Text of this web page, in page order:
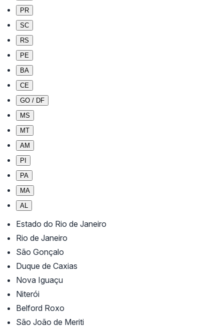
PR
SC
RS
PE
BA
CE
GO / DF
MS
MT
AM
PI
PA
MA
AL
Estado do Rio de Janeiro
Rio de Janeiro
São Gonçalo
Duque de Caxias
Nova Iguaçu
Niterói
Belford Roxo
São João de Meriti